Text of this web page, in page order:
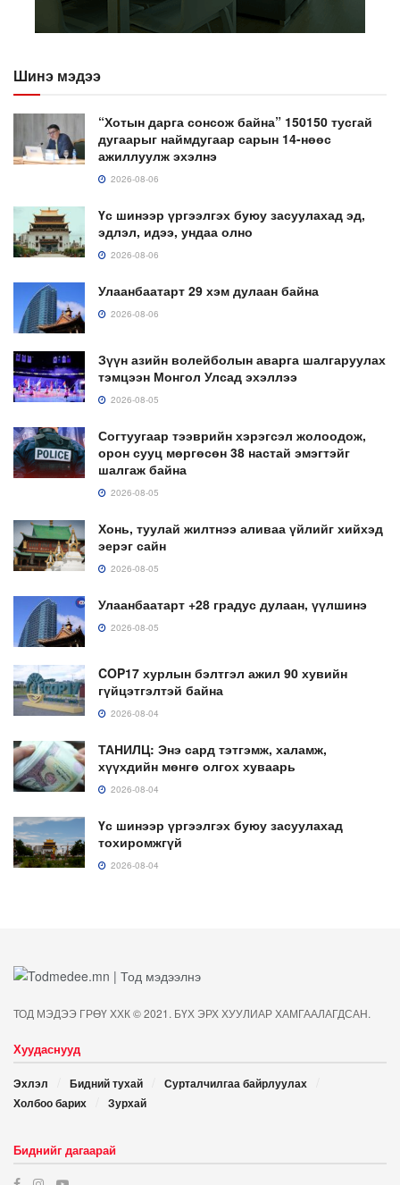
Шинэ мэдээ
“Хотын дарга сонсож байна” 150150 тусгай
дугаарыг наймдугаар сарын 14-нөөс
ажиллуулж эхэлнэ
2026-08-06
Үс шинээр үргээлгэх буюу засуулахад эд,
эдлэл, идээ, ундаа олно
2026-08-06
Улаанбаатарт 29 хэм дулаан байна
2026-08-06
Зүүн азийн волейболын аварга шалгаруулах
тэмцээн Монгол Улсад эхэллээ
2026-08-05
Согтуугаар тээврийн хэрэгсэл жолоодож,
орон сууц мөргөсөн 38 настай эмэгтэйг
шалгаж байна
2026-08-05
Хонь, туулай жилтнээ аливаа үйлийг хийхэд
эерэг сайн
2026-08-05
Улаанбаатарт +28 градус дулаан, үүлшинэ
2026-08-05
COP17 хурлын бэлтгэл ажил 90 хувийн
гүйцэтгэлтэй байна
2026-08-04
ТАНИЛЦ: Энэ сард тэтгэмж, халамж,
хүүхдийн мөнгө олгох хуваарь
2026-08-04
Үс шинээр үргээлгэх буюу засуулахад
тохиромжгүй
2026-08-04
ТОД МЭДЭЭ ГРӨҮ ХХК © 2021. БҮХ ЭРХ ХУУЛИАР ХАМГААЛАГДСАН.
Хуудаснууд
Эхлэл Бидний тухай
Сурталчилгаа байрлуулах
Холбоо барих
Зурхай
Биднийг дагаарай